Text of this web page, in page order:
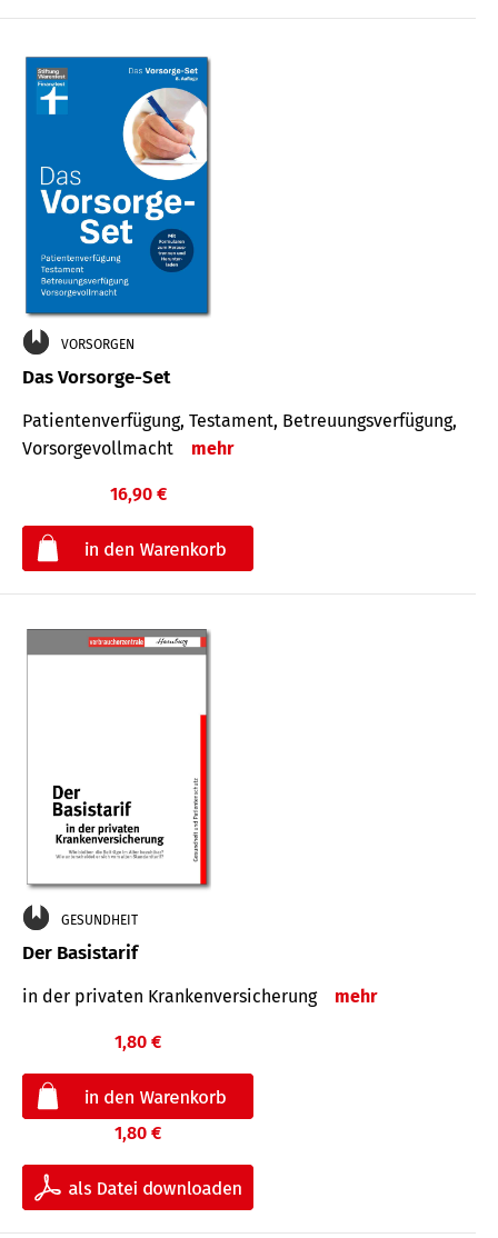
VORSORGEN
Das Vorsorge-Set
Patienten­ver­fügung, Testa­ment, Be­treuungs­verfü­gung,
Vor­sorge­voll­macht
mehr
16,90 €
GESUNDHEIT
Der Basistarif
in der privaten Kran­ken­ver­siche­rung mehr
1,80 €
1,80 €